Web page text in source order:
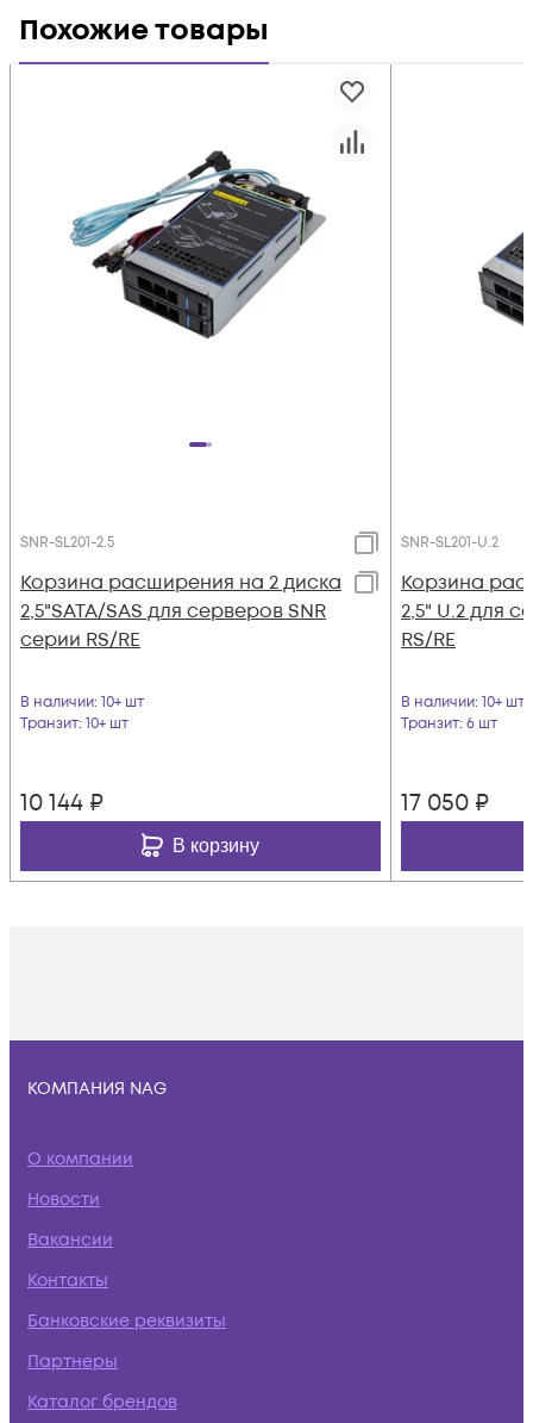
Похожие товары
SNR-SL201-2.5
Корзина расширения на 2 диска
2,5"SATA/SAS для серверов SNR
серии RS/RE
В наличии: 10+ шт
Транзит: 10+ шт
10 144 ₽
В корзину
SNR-SL201-U.2
Корзина
2,5" U.2 для
RS/RE
В наличии: 10+ шт
Транзит: 6 шт
17 050 ₽
КОМПАНИЯ NAG
О компании
Новости
Вакансии
Контакты
Банковские реквизиты
Партнеры
Каталог брендов